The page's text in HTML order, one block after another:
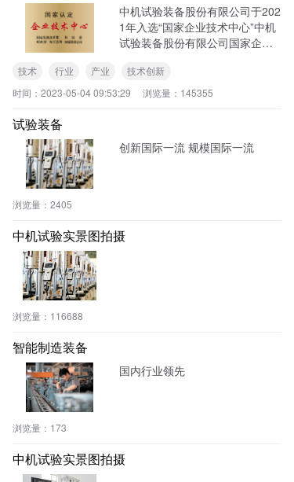
席揭牌仪式。中国农机院党委委
员、总经济师、中机试验党委书
记、董事长马敬春参加揭牌仪式
并致辞，揭牌仪式由中机华隆兴
总经理武迎春主持。
中机试验装备股份有限公司于202
1年入选“国家企业技术中心”中机
试验装备股份有限公司国家企业
认定，是国内试验装备行业规格
最高、影响力最大的技术创新平
技术 行业 产业
技术创新
时间： 2023-05-04 09:53:29 浏览量： 145355
试验装备
创新国际一流 规模国际一流
浏览量： 2405
中机试验实景图拍摄
浏览量： 116688
智能制造装备
国内行业领先
浏览量： 173
中机试验实景图拍摄